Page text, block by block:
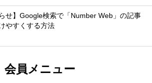
らせ】Google検索で「Number Web」の記事
やすくする方法
会員メニュー